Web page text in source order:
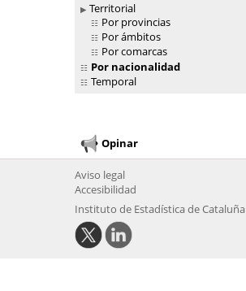
Territorial
Por provincias
Por ámbitos
Por comarcas
Por nacionalidad
Temporal
Opinar
Aviso legal
Accesibilidad
Instituto de Estadística de Cataluña